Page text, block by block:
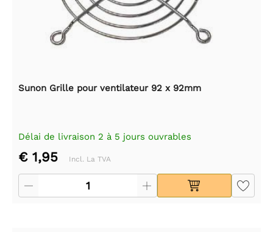
Sunon Grille pour ventilateur 92 x 92mm
Délai de livraison 2 à 5 jours ouvrables
€ 1,95 Incl. La TVA